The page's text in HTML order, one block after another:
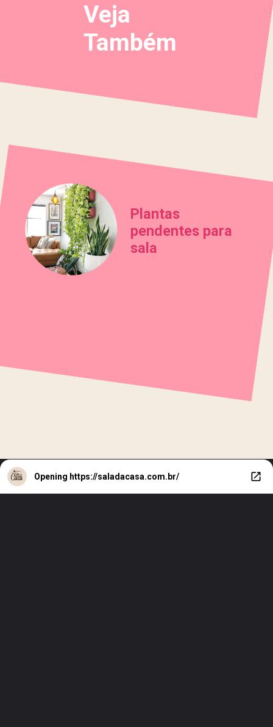
Veja
Também
Plantas
pendentes para
sala
Opening https://saladacasa.com.br/